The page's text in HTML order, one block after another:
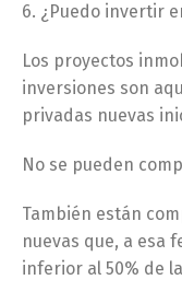
6. ¿Puedo invertir
Los proyectos
inversiones son
privadas nuevas
No se pueden
También están
nuevas que, a esa
inferior al 50% de